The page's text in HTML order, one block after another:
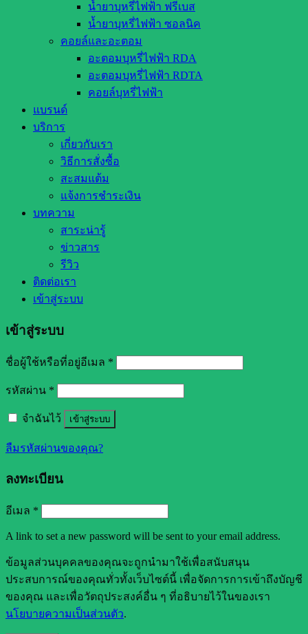
น้ำยาบุหรี่ไฟฟ้า ฟรีเบส
น้ำยาบุหรี่ไฟฟ้า ซอลนิค
คอยล์และอะตอม
อะตอมบุหรี่ไฟฟ้า RDA
อะตอมบุหรี่ไฟฟ้า RDTA
คอยล์บุหรี่ไฟฟ้า
แบรนด์
บริการ
เกี่ยวกับเรา
วิธีการสั่งซื้อ
สะสมแต้ม
แจ้งการชำระเงิน
บทความ
สาระน่ารู้
ข่าวสาร
รีวิว
ติดต่อเรา
เข้าสู่ระบบ
เข้าสู่ระบบ
ชื่อผู้ใช้หรือที่อยู่อีเมล *
รหัสผ่าน *
จำฉันไว้ เข้าสู่ระบบ
ลืมรหัสผ่านของคุณ?
ลงทะเบียน
อีเมล *
A link to set a new password will be sent to your email address.
ข้อมูลส่วนบุคคลของคุณจะถูกนำมาใช้เพื่อสนับสนุน
ประสบการณ์ของคุณทั่วทั้งเว็บไซต์นี้ เพื่อจัดการการเข้าถึงบัญชี
ของคุณ และเพื่อวัตถุประสงค์อื่น ๆ ที่อธิบายไว้ในของเรา
นโยบายความเป็นส่วนตัว.